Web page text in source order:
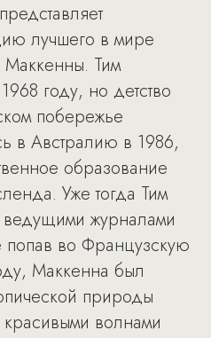
лучшего в мире
Маккенны. Тим
году, но детство
побережье
в Австралию в 1986,
образование
Уже тогда Тим
ведущими журналами
во Французскую
Маккенна был
природы
волнами